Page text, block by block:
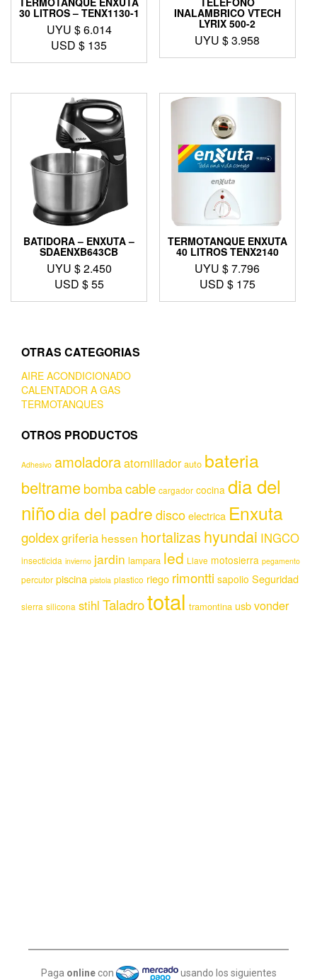
30 LITROS – TENX1130-1
UYU $6.014
USD $ 135
INALAMBRICO VTECH
LYRIX 500-2
UYU $3.958
BATIDORA – ENXUTA –
SDAENXB643CB
UYU $2.450
USD $55
TERMOTANQUE ENXUTA
40 LITROS TENX2140
UYU $7.796
USD $ 175
OTRAS CATEGORIAS
AIRE ACONDICIONADO
CALENTADOR A GAS
TERMOTANQUES
OTROS PRODUCTOS
Adhesivo amoladoraatornillador auto bateria
beltramebombacable cargador cocina dia del
niñodia del padrediscoelectrica Enxuta
goldexgriferia hessen hortalizas hyundai INGCO
insecticida invierno jardin lampara led Llave motosierra pegamento
percutor piscina pistola plastico riego rimontti sapolio Seguridad
sierra silicona stihl Taladrototal tramontina usbvonder
Paga online con
usando los siguientes